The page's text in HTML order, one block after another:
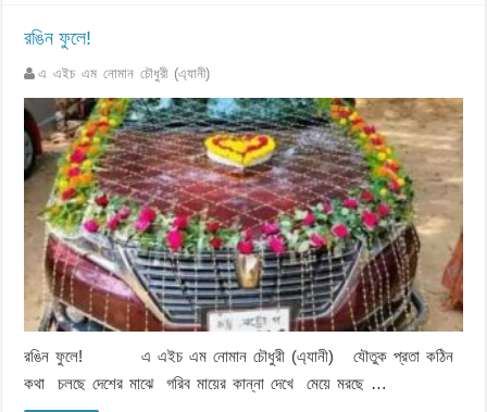
রঙিন ফুলে!
এ এইচ এম নোমান চৌধুরী (এ্যানী)
রঙিন ফুলে! এ এইচ এম নোমান চৌধুরী (এ্যানী) যৌতুক প্রতা কঠিন
কথা চলছে দেশের মাঝে গরিব মায়ের কান্না দেখে মেয়ে মরছে …